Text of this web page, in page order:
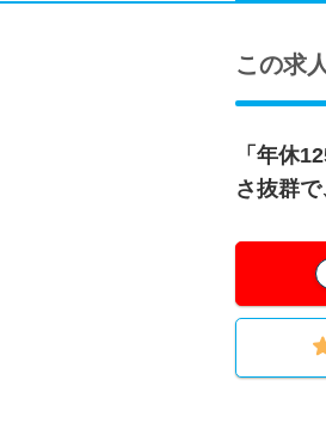
この求
「年休
さ抜群